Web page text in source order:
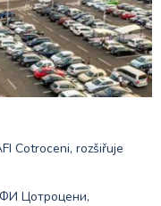
Cotroceni, rozšiřuje
Цотроцени,